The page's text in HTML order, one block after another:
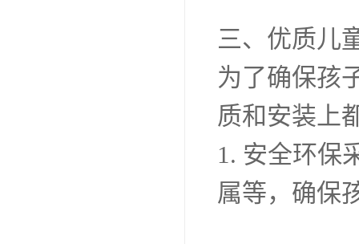
三、优质儿
为了确保孩
质和安装上
1. 安全环保
属等，确保